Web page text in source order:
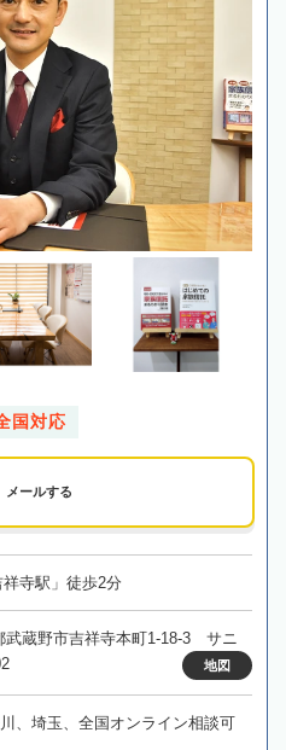
国対応
メールする
寺駅」徒歩2分
武蔵野市吉祥寺本町1-18-3 サニ
地図
、埼玉、全国オンライン相談可